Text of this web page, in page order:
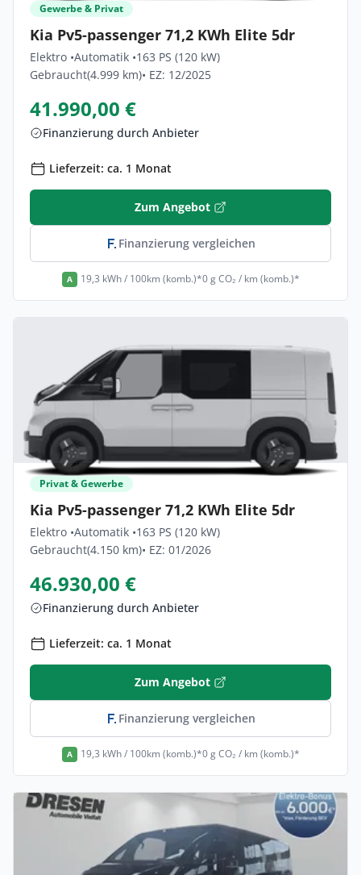
Gewerbe & Privat
Kia Pv5-passenger 71,2 KWh Elite 5dr
Elektro •Automatik •163 PS (120 kW)
Gebraucht(4.999 km)• EZ: 12/2025
41.990,00 €
Finanzierung durch Anbieter
Lieferzeit: ca. 1 Monat
Zum Angebot
Finanzierung vergleichen
A 19,3 kWh / 100km (komb.)*0 g CO₂ / km (komb.)*
Privat & Gewerbe
Kia Pv5-passenger 71,2 KWh Elite 5dr
Elektro •Automatik •163 PS (120 kW)
Gebraucht(4.150 km)• EZ: 01/2026
46.930,00 €
Finanzierung durch Anbieter
Lieferzeit: ca. 1 Monat
Zum Angebot
Finanzierung vergleichen
A 19,3 kWh / 100km (komb.)*0 g CO₂ / km (komb.)*